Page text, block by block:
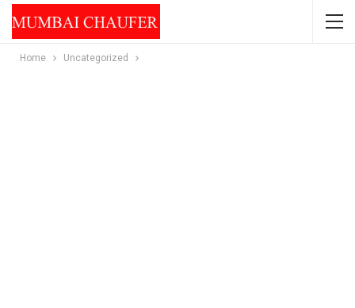
Home Uncategorized